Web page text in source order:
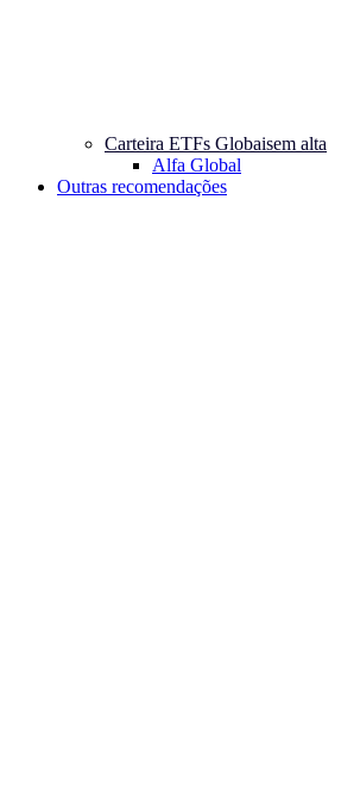
Carteira ETFs Globaisem alta
Alfa Global
Outras recomendações